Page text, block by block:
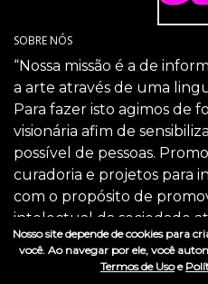
SOBRE NÓS
“Nossa missão é a de
a arte através de uma
Para fazer isto agimos de
visionária afim de
possível de pessoas.
curadoria e projetos para
com o propósito de
intelectual da sociedade
SIGA-NOS
Nosso site depende de cookies para
você. Ao navegar por ele, você
Termos de Usoe